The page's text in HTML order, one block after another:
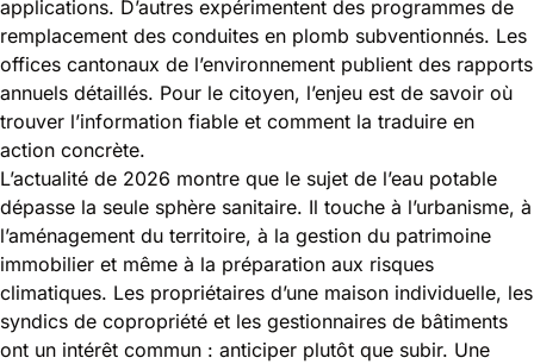
applications. D’autres expérimentent des programmes de
remplacement des conduites en plomb subventionnés. Les
offices cantonaux de l’environnement publient des rapports
annuels détaillés. Pour le citoyen, l’enjeu est de savoir où
trouver l’information fiable et comment la traduire en
action concrète.
L’actualité de 2026 montre que le sujet de l’eau potable
dépasse la seule sphère sanitaire. Il touche à l’urbanisme, à
l’aménagement du territoire, à la gestion du patrimoine
immobilier et même à la préparation aux risques
climatiques. Les propriétaires d’une maison individuelle, les
syndics de copropriété et les gestionnaires de bâtiments
ont un intérêt commun : anticiper plutôt que subir. Une